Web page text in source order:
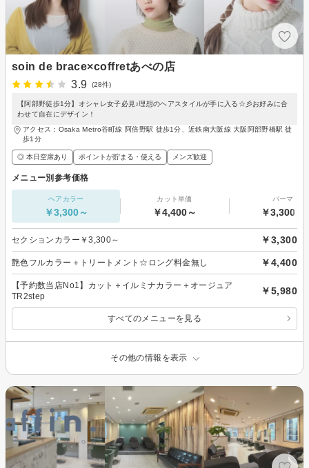
soin de brace×coffretあべの店
3.9
(28件)
【阿部野徒歩1分】オシャレ女子必見♪理想のヘアスタイルが手に入る☆彡お好みに合
わせて自在にデザイン！
アクセス：Osaka Metro谷町線 阿倍野駅 徒歩1分、近鉄南大阪線 大阪阿部野橋駅 徒
歩1分
◎ 本日空席あり ポイントが貯まる・使える メンズ歓迎
メニュー別参考価格
ヘアカラー
￥3,300～
カット単価
￥4,400～
パーマ
￥3,300～
セクションカラー￥3,300～ ￥3,300
艶色フルカラー＋トリートメント☆ロング料金無し ￥4,400
【予約数当店No1】カット＋イルミナカラー＋オージュア
TR2step
￥5,980
すべてのメニューを見る
その他の情報を表示